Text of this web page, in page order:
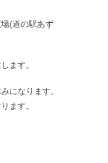
(道の駅あず
ます。
になります。
ます。